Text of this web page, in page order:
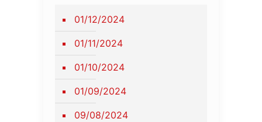
01/12/2024
01/11/2024
01/10/2024
01/09/2024
09/08/2024